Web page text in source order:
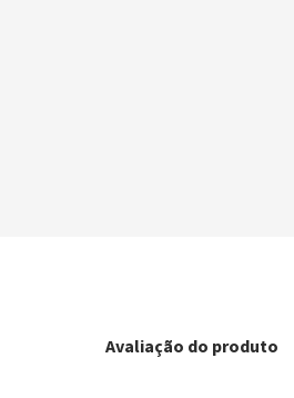
Avaliação do produto